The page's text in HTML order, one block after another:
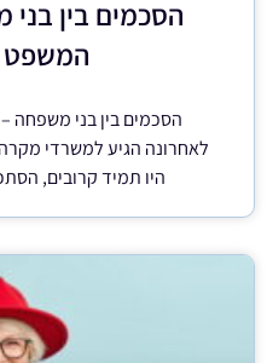
הסכמים בין
המשפט
הסכמים בין בני
לאחרונה הגיע למשרדי
היו תמיד קרובים,